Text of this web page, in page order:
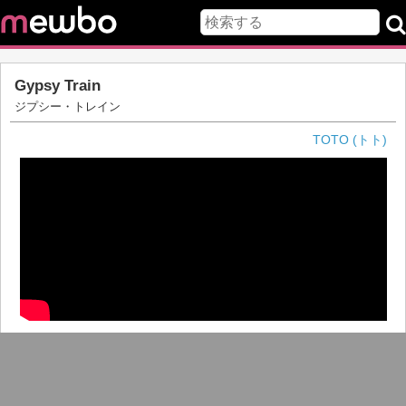
Gypsy Train
ジプシー・トレイン
TOTO (トト)